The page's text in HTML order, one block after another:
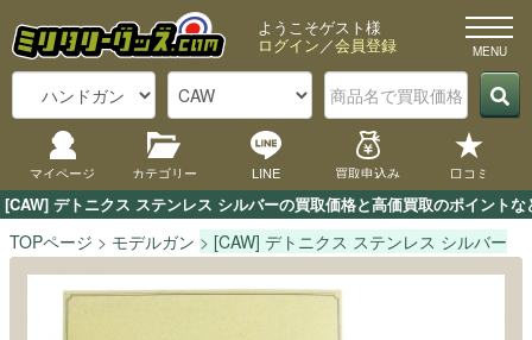
[CAW] デトニクス ステンレス シルバーの買取価格と高価買取のポイント
ようこそゲスト様
ログイン／会員登録
マイページ カテゴリー LINE 買取申込み 口コミ
TOPページ モデルガン [CAW] デトニクス ステンレス シルバー